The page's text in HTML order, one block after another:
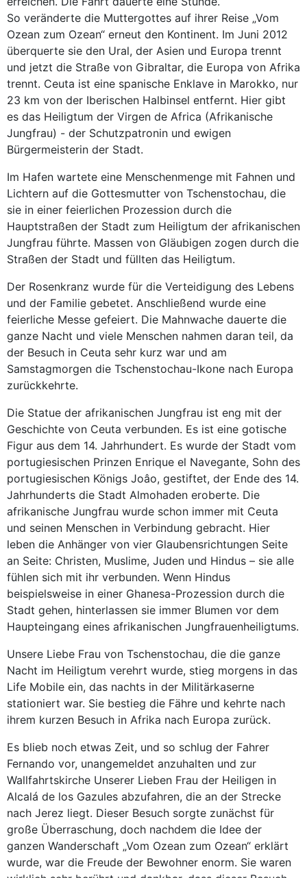
So veränderte die Muttergottes auf ihrer Reise „Vom
Ozean zum Ozean“ erneut den Kontinent. Im Juni 2012
überquerte sie den Ural, der Asien und Europa trennt
und jetzt die Straße von Gibraltar, die Europa von Afrika
trennt. Ceuta ist eine spanische Enklave in Marokko, nur
23 km von der Iberischen Halbinsel entfernt. Hier gibt
es das Heiligtum der Virgen de Africa (Afrikanische
Jungfrau) - der Schutzpatronin und ewigen
Bürgermeisterin der Stadt.
Im Hafen wartete eine Menschenmenge mit Fahnen und
Lichtern auf die Gottesmutter von Tschenstochau, die
sie in einer feierlichen Prozession durch die
Hauptstraßen der Stadt zum Heiligtum der afrikanischen
Jungfrau führte. Massen von Gläubigen zogen durch die
Straßen der Stadt und füllten das Heiligtum.
Der Rosenkranz wurde für die Verteidigung des Lebens
und der Familie gebetet. Anschließend wurde eine
feierliche Messe gefeiert. Die Mahnwache dauerte die
ganze Nacht und viele Menschen nahmen daran teil, da
der Besuch in Ceuta sehr kurz war und am
Samstagmorgen die Tschenstochau-Ikone nach Europa
zurückkehrte.
Die Statue der afrikanischen Jungfrau ist eng mit der
Geschichte von Ceuta verbunden. Es ist eine gotische
Figur aus dem 14. Jahrhundert. Es wurde der Stadt vom
portugiesischen Prinzen Enrique el Navegante, Sohn des
portugiesischen Königs Joâo, gestiftet, der Ende des 14.
Jahrhunderts die Stadt Almohaden eroberte. Die
afrikanische Jungfrau wurde schon immer mit Ceuta
und seinen Menschen in Verbindung gebracht. Hier
leben die Anhänger von vier Glaubensrichtungen Seite
an Seite: Christen, Muslime, Juden und Hindus – sie alle
fühlen sich mit ihr verbunden. Wenn Hindus
beispielsweise in einer Ghanesa-Prozession durch die
Stadt gehen, hinterlassen sie immer Blumen vor dem
Haupteingang eines afrikanischen Jungfrauenheiligtums.
Unsere Liebe Frau von Tschenstochau, die die ganze
Nacht im Heiligtum verehrt wurde, stieg morgens in das
Life Mobile ein, das nachts in der Militärkaserne
stationiert war. Sie bestieg die Fähre und kehrte nach
ihrem kurzen Besuch in Afrika nach Europa zurück.
Es blieb noch etwas Zeit, und so schlug der Fahrer
Fernando vor, unangemeldet anzuhalten und zur
Wallfahrtskirche Unserer Lieben Frau der Heiligen in
Alcalá de los Gazules abzufahren, die an der Strecke
nach Jerez liegt. Dieser Besuch sorgte zunächst für
große Überraschung, doch nachdem die Idee der
ganzen Wanderschaft „Vom Ozean zum Ozean“ erklärt
wurde, war die Freude der Bewohner enorm. Sie waren